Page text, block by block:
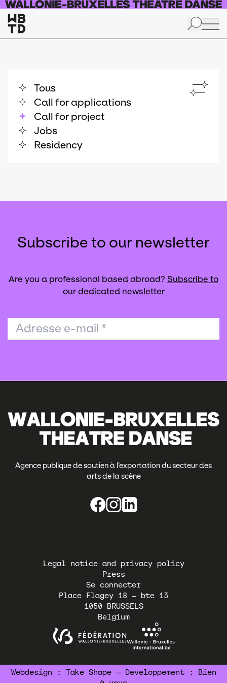
Skip to main content
Tous
Call for applications
Call for project
Jobs
Residency
Subscribe to our newsletter
Are you a professional based abroad? Subscribe to
our dedicated newsletter
Adresse e-mail *
Agence publique de soutien à l’exportation du secteur des
arts de la scène
Pied
Legal notice and privacy policy
Press
Se connecter
Place Flagey 18 – bte 13
1050
BRUSSELS
Belgium
Webdesign : Take Shape— Developpement :
Bien